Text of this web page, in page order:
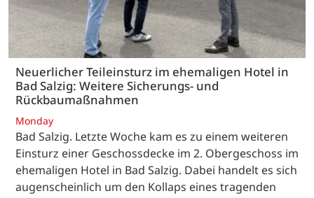
Neuerlicher Teileinsturz im ehemaligen Hotel in
Bad Salzig: Weitere Sicherungs- und
Rückbaumaßnahmen
Monday
Bad Salzig. Letzte Woche kam es zu einem weiteren
Einsturz einer Geschossdecke im 2. Obergeschoss im
ehemaligen Hotel in Bad Salzig. Dabei handelt es sich
augenscheinlich um den Kollaps eines tragenden